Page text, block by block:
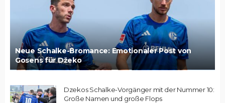
Neue Schalke-Bromance: Emotionaler Post von
Gosens für Džeko
Dzekos Schalke-Vorgänger mit der Nummer 10:
Große Namen und große Flops